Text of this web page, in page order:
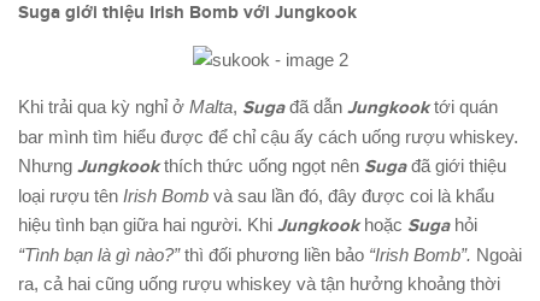
Suga giới thiệu Irish Bomb với Jungkook
Khi trải qua kỳ nghỉ ở Malta, Sugađã dẫn Jungkooktới quán
bar mình tìm hiểu được để chỉ cậu ấy cách uống rượu whiskey.
Nhưng Jungkookthích thức uống ngọt nên Sugađã giới thiệu
loại rượu tên Irish Bomb và sau lần đó, đây được coi là khẩu
hiệu tình bạn giữa hai người. Khi Jungkookhoặc Suga hỏi
“Tình bạn là gì nào?”thì đối phương liền bảo “Irish Bomb”. Ngoài
ra, cả hai cũng uống rượu whiskey và tận hưởng khoảng thời